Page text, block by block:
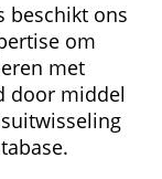
beschikt ons
om
met
door middel